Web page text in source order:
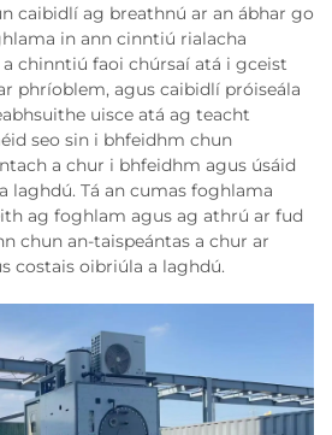
caibidlí ag breathnú ar an ábhar go
in ann cinntiú rialacha
chinntiú faoi chúrsaí atá i gceist
phríoblem, agus caibidlí próiseála
uisce atá ag teacht
seo sin i bhfeidhm chun
a chur i bhfeidhm agus úsáid
laghdú. Tá an cumas foghlama
ag foghlam agus ag athrú ar fud
chun an-taispeántas a chur ar
costais oibriúla a laghdú.